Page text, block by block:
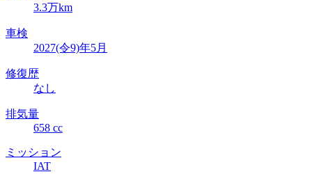
3.3万km
車検
2027(令9)年5月
修復歴
なし
排気量
658 cc
ミッション
IAT